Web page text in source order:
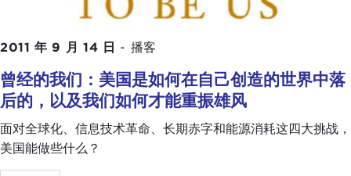
2011 年 9 月 14 日 - 播客
曾经的我们：美国是如何在自己创造的世界中落
后的，以及我们如何才能重振雄风
面对全球化、信息技术革命、长期赤字和能源消耗这四大挑战，
美国能做些什么？